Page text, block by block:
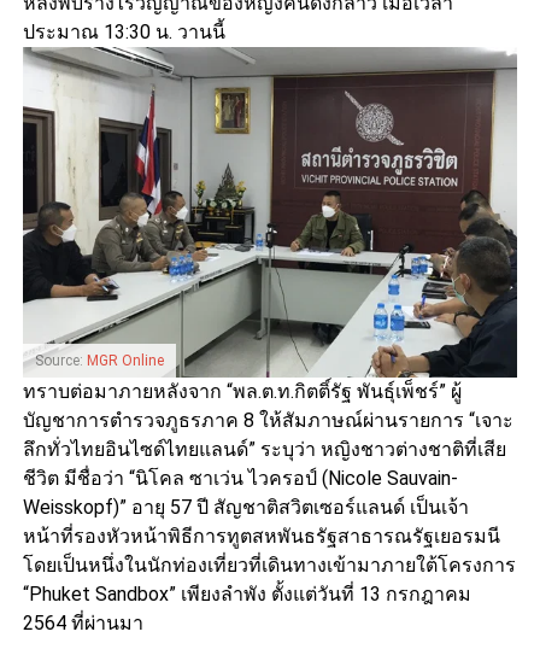
ประมาณ 13:30 น. วานนี้
Source: MGR Online
ทราบต่อมาภายหลังจาก “พล.ต.ท.กิตติ์รัฐ พันธุ์เพ็ชร์” ผู้
บัญชาการตำรวจภูธรภาค 8 ให้สัมภาษณ์ผ่านรายการ “เจาะ
ลึกทั่วไทยอินไซด์ไทยแลนด์” ระบุว่า หญิงชาวต่างชาติที่เสีย
ชีวิต มีชื่อว่า “นิโคล ซาเว่น ไวครอป์ (Nicole Sauvain-
Weisskopf)” อายุ 57 ปี สัญชาติสวิตเซอร์แลนด์ เป็นเจ้า
หน้าที่รองหัวหน้าพิธีการทูตสหพันธรัฐสาธารณรัฐเยอรมนี
โดยเป็นหนึ่งในนักท่องเที่ยวที่เดินทางเข้ามาภายใต้โครงการ
“Phuket Sandbox” เพียงลำพัง ตั้งแต่วันที่ 13 กรกฎาคม
2564 ที่ผ่านมา